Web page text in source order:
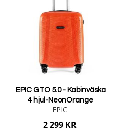
EPIC GTO 5.0 - Kabinväska
4 hjul-NeonOrange
EPIC
2 299 KR